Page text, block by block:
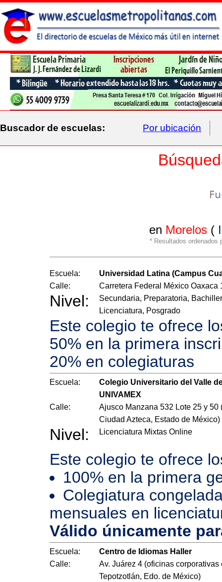
Buscador de escuelas: Por ubicación
en Morelos (
* Resultados ordenados
Escuela:
Universidad Latina (Campus
Calle:
Carretera Federal México Oaxaca
Nivel:
Secundaria, Preparatoria,
Licenciatura, Posgrado
Este colegio te ofrece
50% en la primera
20% en colegiaturas
Escuela:
Colegio Universitario del Valle
UNIVAMEX
Calle:
Ajusco Manzana 532 Lote 25 y 50
Ciudad Azteca, Estado de México)
Nivel: Licenciatura Mixtas Online
Este colegio te ofrece
100% en la primera
Colegiatura
mensuales en
Válido únicamente
Escuela:
Centro de Idiomas Haller
Calle:
Av. Juárez 4 (oficinas corporativas
Tepotzotlán, Edo. de México)